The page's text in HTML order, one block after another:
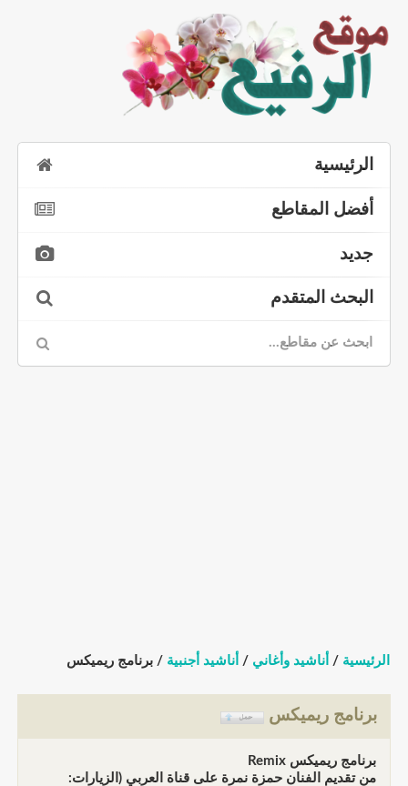
الرئيسية
أفضل المقاطع
جديد
البحث المتقدم
الرئيسية / أناشيد وأغاني / أناشيد أجنبية / برنامج ريميكس
برنامج ريميكس
برنامج ريميكس Remix
من تقديم الفنان حمزة نمرة على قناة العربي (الزيارات: